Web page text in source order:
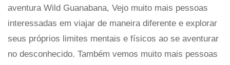
aventura Wild Guanabana, Vejo muito mais pessoas
interessadas em viajar de maneira diferente e explorar
seus próprios limites mentais e físicos ao se aventurar
no desconhecido. Também vemos muito mais pessoas